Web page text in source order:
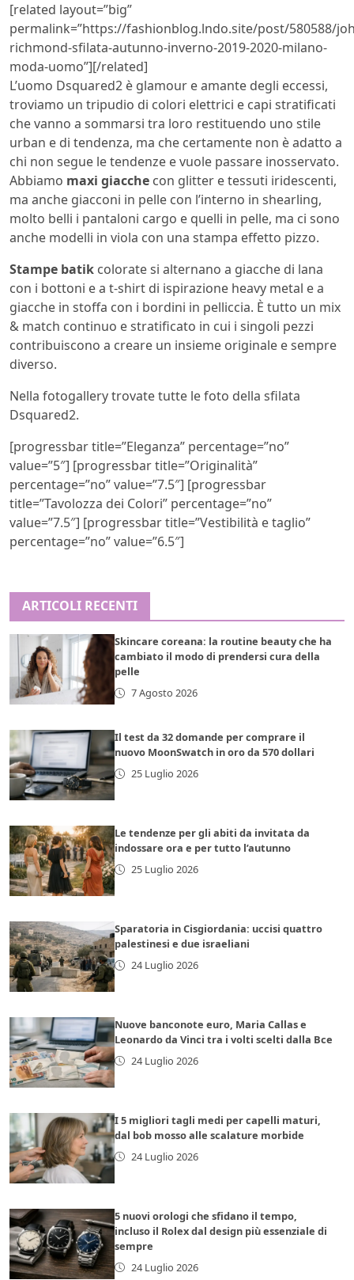
[related layout=”big”
permalink=”https://fashionblog.lndo.site/post/580588/
richmond-sfilata-autunno-inverno-2019-2020-milano-
moda-uomo”][/related]
L’uomo Dsquared2 è glamour e amante degli eccessi,
troviamo un tripudio di colori elettrici e capi stratificati
che vanno a sommarsi tra loro restituendo uno stile
urban e di tendenza, ma che certamente non è adatto a
chi non segue le tendenze e vuole passare inosservato.
Abbiamo maxi giacche con glitter e tessuti iridescenti,
ma anche giacconi in pelle con l’interno in shearling,
molto belli i pantaloni cargo e quelli in pelle, ma ci sono
anche modelli in viola con una stampa effetto pizzo.
Stampe batik colorate si alternano a giacche di lana
con i bottoni e a t-shirt di ispirazione heavy metal e a
giacche in stoffa con i bordini in pelliccia. È tutto un mix
& match continuo e stratificato in cui i singoli pezzi
contribuiscono a creare un insieme originale e sempre
diverso.
Nella fotogallery trovate tutte le foto della sfilata
Dsquared2.
[progressbar title=”Eleganza” percentage=”no”
value=”5″] [progressbar title=”Originalità”
percentage=”no” value=”7.5″] [progressbar
title=”Tavolozza dei Colori” percentage=”no”
value=”7.5″] [progressbar title=”Vestibilità e taglio”
percentage=”no” value=”6.5″]
ARTICOLI RECENTI
Skincare coreana: la routine beauty che ha
cambiato il modo di prendersi cura della
pelle
7 Agosto 2026
Il test da 32 domande per comprare il
nuovo MoonSwatch in oro da 570 dollari
25 Luglio 2026
Le tendenze per gli abiti da invitata da
indossare ora e per tutto l’autunno
25 Luglio 2026
Sparatoria in Cisgiordania: uccisi quattro
palestinesi e due israeliani
24 Luglio 2026
Nuove banconote euro, Maria Callas e
Leonardo da Vinci tra i volti scelti dalla Bce
24 Luglio 2026
I 5 migliori tagli medi per capelli maturi,
dal bob mosso alle scalature morbide
24 Luglio 2026
5 nuovi orologi che sfidano il tempo,
incluso il Rolex dal design più essenziale di
sempre
24 Luglio 2026